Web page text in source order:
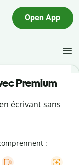
Open App
Premium
écrivant sans
: